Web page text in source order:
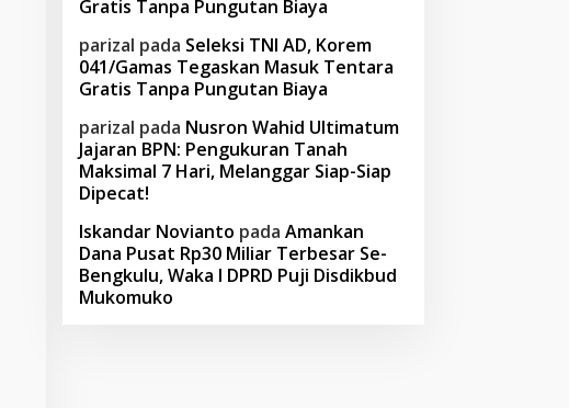
Gratis Tanpa Pungutan Biaya
parizal pada Seleksi TNI AD, Korem
041/Gamas Tegaskan Masuk Tentara
Gratis Tanpa Pungutan Biaya
parizal pada Nusron Wahid Ultimatum
Jajaran BPN: Pengukuran Tanah
Maksimal 7 Hari, Melanggar Siap-Siap
Dipecat!
Iskandar Novianto pada Amankan
Dana Pusat Rp30 Miliar Terbesar Se-
Bengkulu, Waka I DPRD Puji Disdikbud
Mukomuko